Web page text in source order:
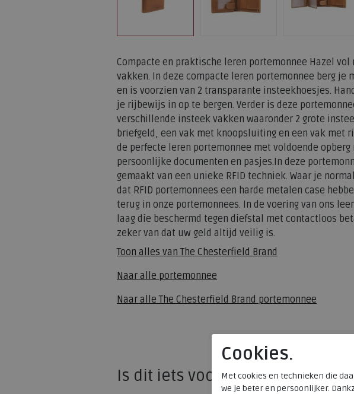
Compacte en praktische leren portemonnee Hazel vol
vakken. In deze compacte leren portemonnee berg je
en is voorzien van 2 transparante insteekhoesjes.
je rijbewijs in op te bergen. Verder is deze
verschillende insteek vakken waaronder 2 grote
briefgeld, een vak met knoopsluiting en een vak met
de perfecte leren portemonnee met voldoende
persoonlijke documenten en pasjes.In deze
gemaakt van een unieke RFID techniek. Waar je
dat RFID portemonnees een harde metalen case
terug in onze portemonnees. In de voering van ons
laag die beschermd tegen diefstal met contactloos
zeker van dat uw geld altijd veilig is.
Toon alles vanThe Chesterfield Brand
Naar alle portemonnee
Naar alleThe Chesterfield Brand portemonnee
Is dit iets voor u?
Cookies.
Met cookies en technieken die
we je beter en persoonlijker.